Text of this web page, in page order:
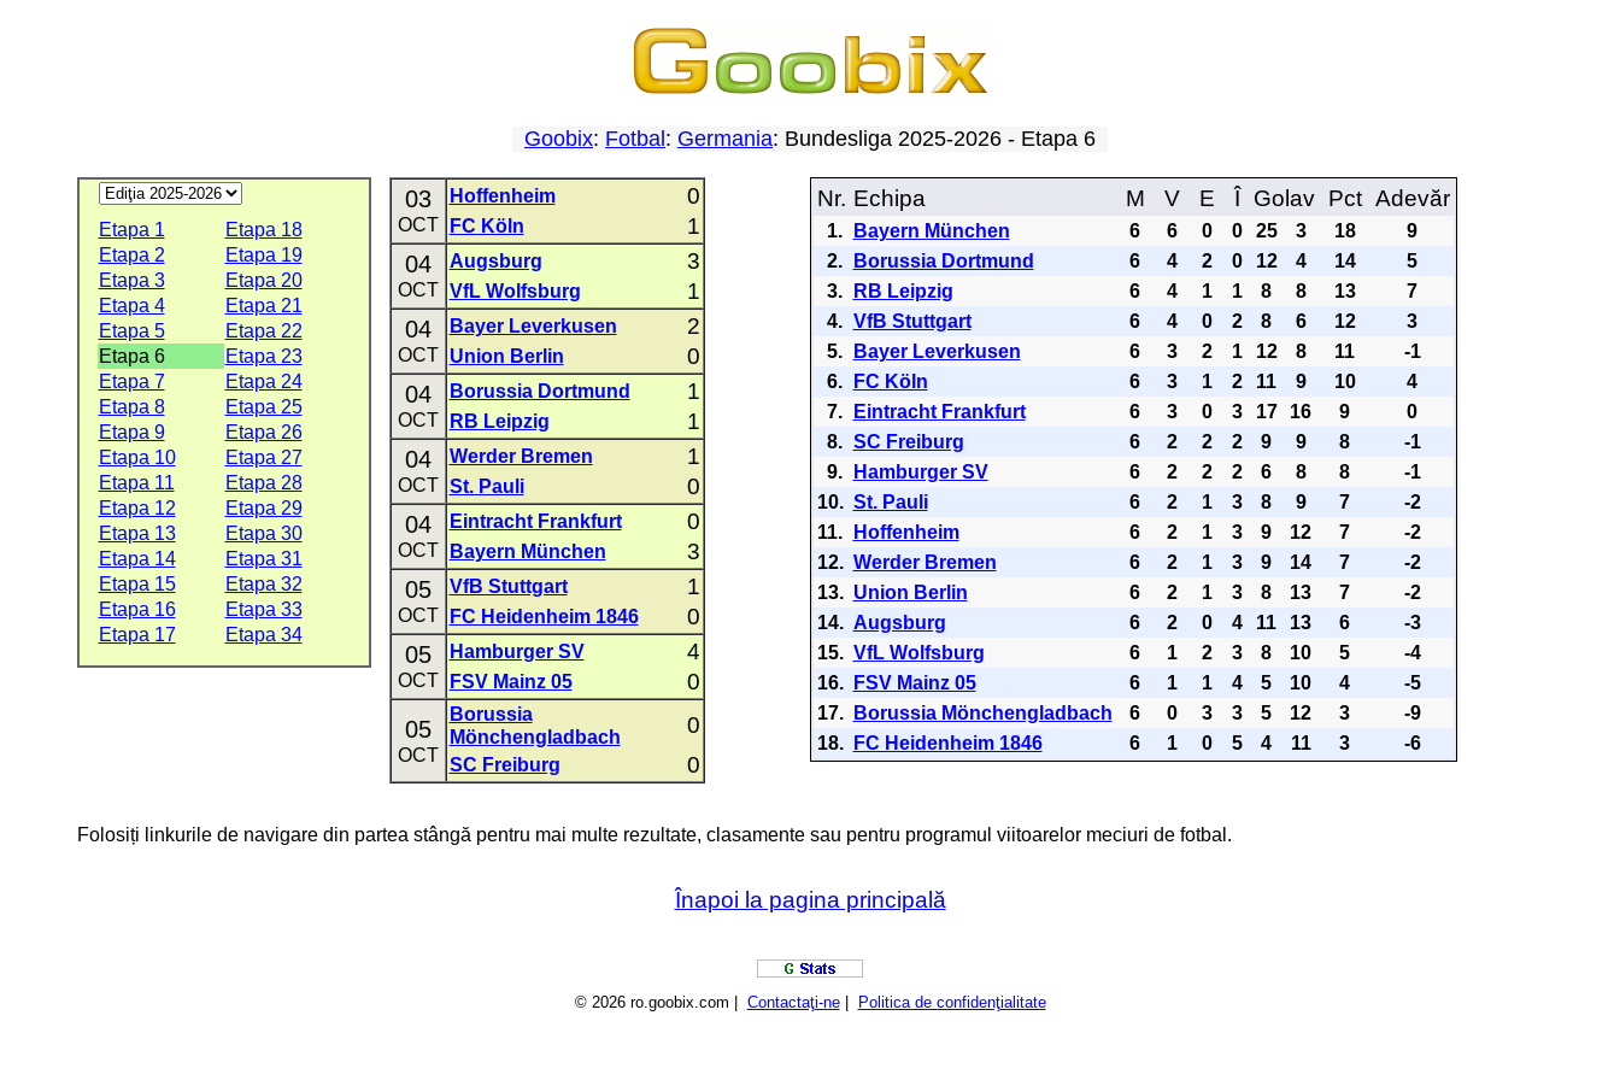
Goobix: Fotbal : Germania: Bundesliga 2025-2026 - Etapa 6
Etapa 1
Etapa 18
Etapa 2
Etapa 19
Etapa 3
Etapa 20
Etapa 4
Etapa 21
Etapa 5
Etapa 22
Etapa 6
Etapa 23
Etapa 7
Etapa 24
Etapa 8
Etapa 25
Etapa 9
Etapa 26
Etapa 10
Etapa 27
Etapa 11
Etapa 28
Etapa 12
Etapa 29
Etapa 13
Etapa 30
Etapa 14
Etapa 31
Etapa 15
Etapa 32
Etapa 16
Etapa 33
Etapa 17
Etapa 34
03
OCT
Hoffenheim 0
FC Köln 1
04
OCT
Augsburg 3
VfL Wolfsburg 1
04
OCT
Bayer Leverkusen 2
Union Berlin 0
04
OCT
Borussia Dortmund 1
RB Leipzig 1
04
OCT
Werder Bremen 1
St. Pauli 0
04
OCT
Eintracht Frankfurt 0
Bayern München 3
05
OCT
VfB Stuttgart 1
FC Heidenheim 1846 0
05
OCT
Hamburger SV 4
FSV Mainz 05 0
05
OCT
Borussia
Mönchengladbach
0
SC Freiburg 0
Nr. Echipa M V E Î Golav Pct Adevăr
1. Bayern München 6 6 0 0 25 3 18
9
2.
Borussia Dortmund 6 4 2 0 12 4 14
5
3.
RB Leipzig 6 4 1 1 8 8 13
7
4. VfB Stuttgart 6 4 0 2 8 6 12
3
5.
Bayer Leverkusen 6 3 2 1 12 8 11
-1
6.
FC Köln 6 3 1 2 11 9 10
4
7.
Eintracht Frankfurt 6 3 0 3 17 16 9
0
8. SC Freiburg 6 2 2 2 9 9 8
-1
9.
Hamburger SV 6 2 2 2 6 8 8
-1
10. St. Pauli 6 2 1 3 8 9 7
-2
11.
Hoffenheim 6 2 1 3 9 12 7
-2
12. Werder Bremen 6 2 1 3 9 14 7
-2
13. Union Berlin 6 2 1 3 8 13 7
-2
14. Augsburg 6 2 0 4 11 13 6
-3
15. VfL Wolfsburg 6 1 2 3 8 10 5
-4
16.
FSV Mainz 05 6 1 1 4 5 10 4
-5
17.
Borussia Mönchengladbach 6 0 3 3 5 12 3
-9
18.
FC Heidenheim 1846 6 1 0 5 4 11 3 -6
Folosiți linkurile de navigare din partea stângă pentru mai multe rezultate, clasamente sau pentru programul viitoarelor meciuri de fotbal.
Înapoi la pagina principală
© 2026 ro.goobix.com | Contactaţi-ne| Politica de confidenţialitate